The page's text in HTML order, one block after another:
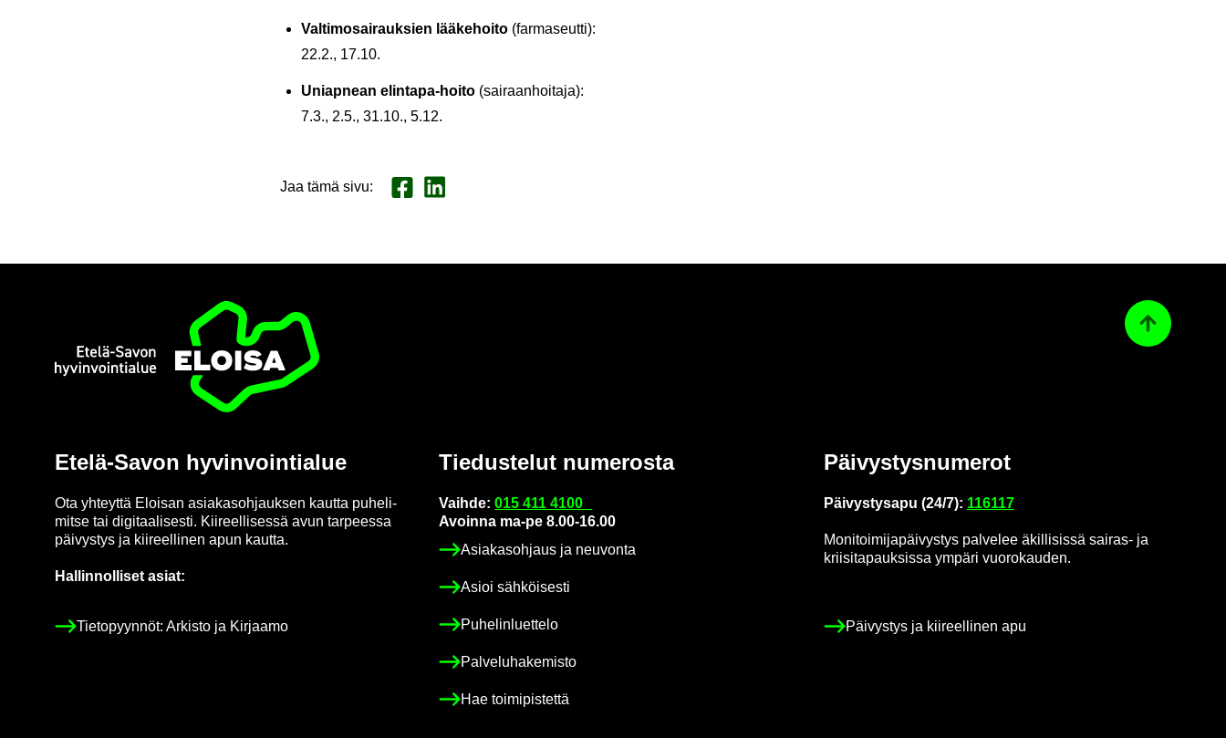
Val­ti­mo­sai­rauk­sien lää­ke­hoi­to(far­ma­seut­ti):
22.2., 17.10.
Uniap­nean elintapa-​hoito(sai­raan­hoi­ta­ja):
7.3., 2.5., 31.10., 5.12.
Jaa tämä sivu: Jaa Face­book
Jaa Lin­ke­dI­nis­sä
Ta­kai­sin ylös
Etusi­vu
Etelä-​Savon hy­vin­voin­tia­lue
Ota yh­teyt­tä Eloi­san asia­kas­oh­jauk­sen kaut­ta pu­he­li­
mit­se tai di­gi­taa­li­ses­ti. Kii­reel­li­ses­sä avun tar­pees­sa
päi­vys­tys ja kii­reel­li­nen apun kaut­ta.
Hal­lin­nol­li­set asiat:
Tie­to­pyyn­nöt: Ar­kis­to ja Kir­jaa­mo
Tie­dus­te­lut nu­me­ros­ta
Vaih­de:015 411 4100
Avoin­na ma-pe 8.00-16.00
Asia­kas­oh­jaus ja neu­von­ta
Asioi säh­köi­ses­ti
Pu­he­lin­luet­te­lo
Pal­ve­lu­ha­ke­mis­to
Hae toi­mi­pis­tet­tä
Päi­vys­tys­nu­me­rot
Päi­vys­tys­a­pu (24/7): 116117
Mo­ni­toi­mi­ja­päi­vys­tys pal­ve­lee äkil­li­sis­sä sairas-​ ja
krii­si­ta­pauk­sis­sa ym­pä­ri vuo­ro­kau­den.
Päi­vys­tys ja kii­reel­li­nen apu